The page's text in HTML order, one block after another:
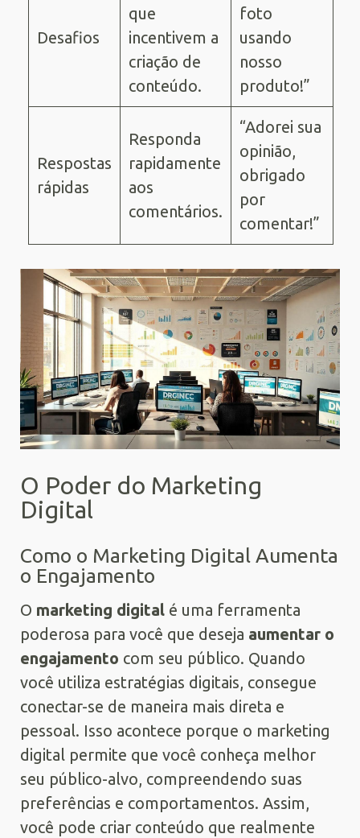
Desafios
que
incentivem a
criação de
conteúdo.
foto
usando
nosso
produto!”
Respostas
rápidas
Responda
rapidamente
aos
comentários.
“Adorei sua
opinião,
obrigado
por
comentar!”
O Poder do Marketing
Digital
Como o Marketing Digital Aumenta
o Engajamento
O marketing digital é uma ferramenta
poderosa para você que deseja aumentar o
engajamento com seu público. Quando
você utiliza estratégias digitais, consegue
conectar-se de maneira mais direta e
pessoal. Isso acontece porque o marketing
digital permite que você conheça melhor
seu público-alvo, compreendendo suas
preferências e comportamentos. Assim,
você pode criar conteúdo que realmente